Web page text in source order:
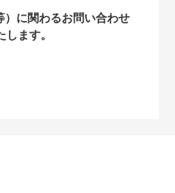
に関わるお問い合わせ
ます。